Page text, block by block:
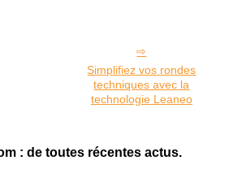
Simplifiez vos rondes
techniques avec la
technologie Leaneo
: de toutes récentes actus.